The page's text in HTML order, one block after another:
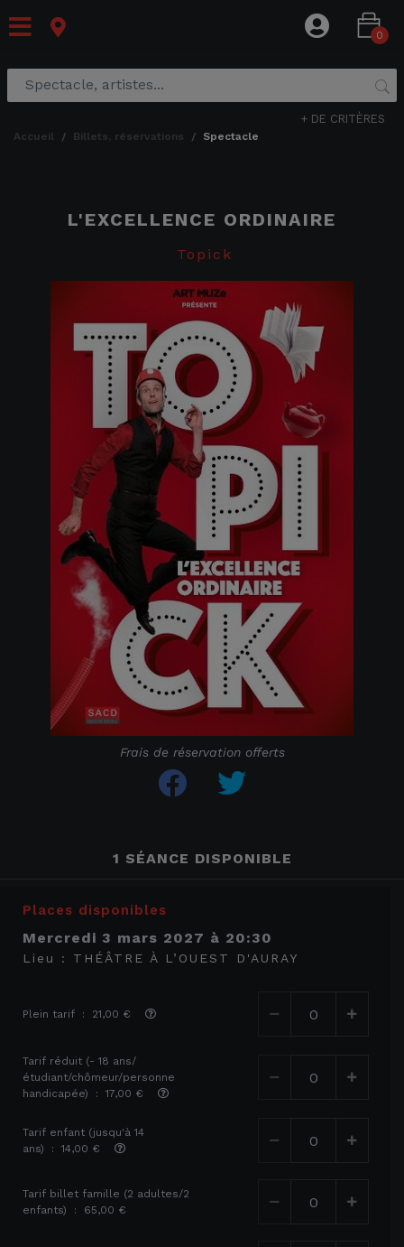
0
+ DE CRITÈRES
accueil billets, réservations spectacle
L'EXCELLENCE ORDINAIRE
Topick
Frais de réservation offerts
1 SÉANCE DISPONIBLE
Places disponibles
mercredi 3 mars 2027 à 20:30
Lieu : THÉÂTRE À L’OUEST D'AURAY
Plein tarif : 21,00 €
Tarif réduit (- 18 ans/
étudiant/chômeur/personne
handicapée) : 17,00 €
Tarif enfant (jusqu'à 14
ans) : 14,00 €
Tarif billet famille (2 adultes/2
enfants) : 65,00 €